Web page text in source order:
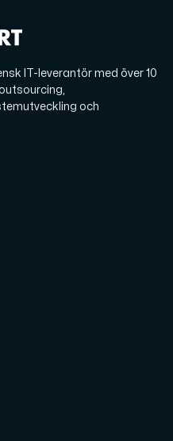
IT-leverantör med över 10
och